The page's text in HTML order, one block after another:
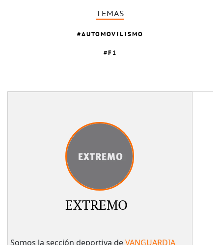
TEMAS
AUTOMOVILISMO
F1
EXTREMO
Somos la sección deportiva deVANGUARDIA